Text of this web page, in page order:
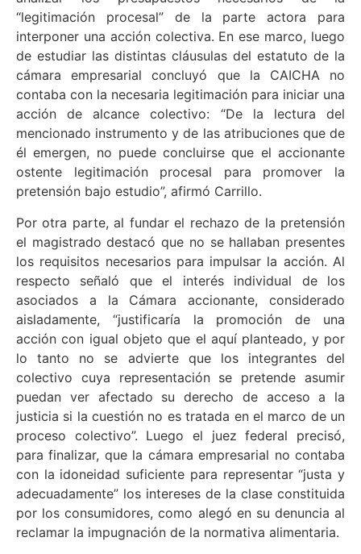
“legitimación procesal” de la parte actora para
interponer una acción colectiva. En ese marco, luego
de estudiar las distintas cláusulas del estatuto de la
cámara empresarial concluyó que la CAICHA no
contaba con la necesaria legitimación para iniciar una
acción de alcance colectivo: “De la lectura del
mencionado instrumento y de las atribuciones que de
él emergen, no puede concluirse que el accionante
ostente legitimación procesal para promover la
pretensión bajo estudio”, afirmó Carrillo.
Por otra parte, al fundar el rechazo de la pretensión
el magistrado destacó que no se hallaban presentes
los requisitos necesarios para impulsar la acción. Al
respecto señaló que el interés individual de los
asociados a la Cámara accionante, considerado
aisladamente, “justificaría la promoción de una
acción con igual objeto que el aquí planteado, y por
lo tanto no se advierte que los integrantes del
colectivo cuya representación se pretende asumir
puedan ver afectado su derecho de acceso a la
justicia si la cuestión no es tratada en el marco de un
proceso colectivo”. Luego el juez federal precisó,
para finalizar, que la cámara empresarial no contaba
con la idoneidad suficiente para representar “justa y
adecuadamente” los intereses de la clase constituida
por los consumidores, como alegó en su denuncia al
reclamar la impugnación de la normativa alimentaria.